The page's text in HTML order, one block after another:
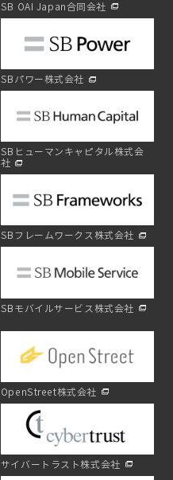
SB OAI Japan合同会社
SBパワー株式会社
SBヒューマンキャピタル株式会
社
SBフレームワークス株式会社
SBモバイルサービス株式会社
OpenStreet株式会社
サイバートラスト株式会社